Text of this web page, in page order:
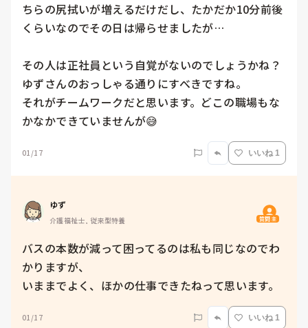
ちらの尻拭いが増えるだけだし、たかだか10分前後
くらいなのでその日は帰らせましたが…
その人は正社員という自覚がないのでしょうかね？
ゆずさんのおっしゃる通りにすべきですね。
それがチームワークだと思います。どこの職場もな
かなかできていませんが😅
01/17 いいね 1
ゆず
介護福祉士, 従来型特養 質問主
バスの本数が減って困ってるのは私も同じなのでわ
かりますが、
いままでよく、ほかの仕事できたねって思います。
01/17 いいね 1